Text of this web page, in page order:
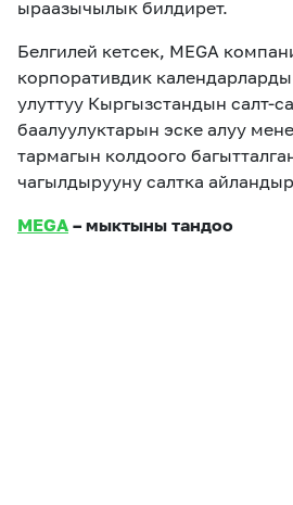
ыраазычылык билдирет.
Белгилей кетсек, MEGA
корпоративдик
улуттуу Кыргызстандын салт-
баалуулуктарын эске алуу
тармагын колдоого
чагылдырууну салтка
MEGA – мыктыны тандоо